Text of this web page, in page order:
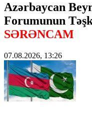
Azərbaycan
Forumunun
SƏRƏNCAM
07.08.2026, 13:26